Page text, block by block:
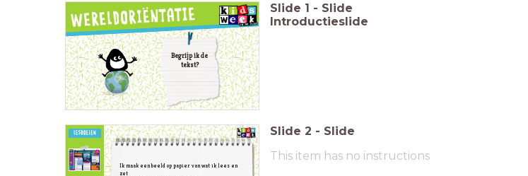
Begrijp ik de
tekst?
Slide 1 - Slide
Introductieslide
Ik maak een beeld op papier van wat ik lees en
zet
Slide 2 - Slide
This item has no instructions